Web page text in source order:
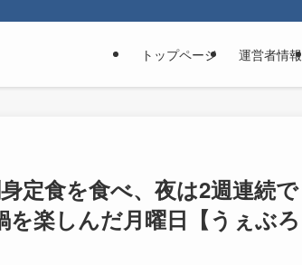
トップページ 運営者情報
定食を食べ、夜は2週連続で
楽しんだ月曜日【うぇぶろ